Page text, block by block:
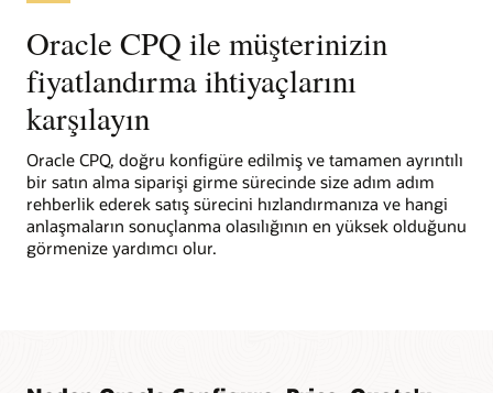
yazılımlarıyla esnek bağlantı kurun.
Oracle CPQ ile müşterinizin
fiyatlandırma ihtiyaçlarını
karşılayın
Oracle CPQ, doğru konfigüre edilmiş ve tamamen ayrıntılı
bir satın alma siparişi girme sürecinde size adım adım
rehberlik ederek satış sürecini hızlandırmanıza ve hangi
anlaşmaların sonuçlanma olasılığının en yüksek olduğunu
görmenize yardımcı olur.